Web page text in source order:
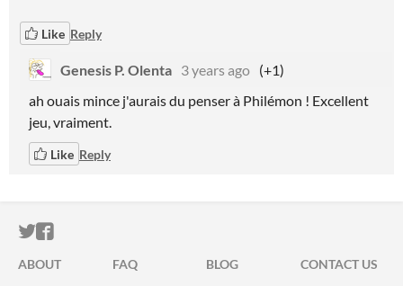
Like Reply
Genesis P. Olenta 3 years ago (+1)
ah ouais mince j'aurais du penser à Philémon ! Excellent
jeu, vraiment.
Like Reply
ITCH.IO ON TWITTER
ITCH.IO ON FACEBOOK
ABOUT FAQ BLOG CONTACT US